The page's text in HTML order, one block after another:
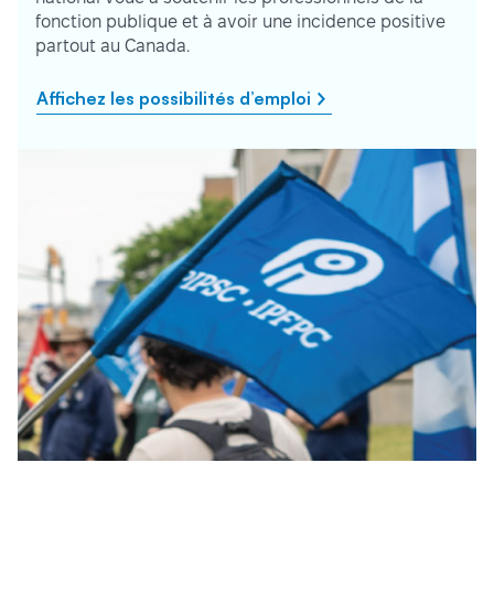
fonction publique et à avoir une incidence positive
partout au Canada.
Affichez les possibilités d’emploi